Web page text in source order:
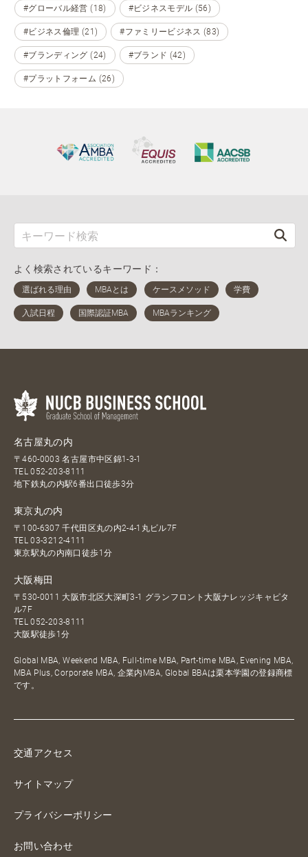
#グローバル経営 (18) #ビジネスモデル (56)
#ビジネス倫理 (21) #ファミリービジネス (83)
#ブランディング (24) #ブランド (42)
#プラットフォーム (26)
よく検索されているキーワード：
名古屋丸の内
〒460-0003 名古屋市中区錦1-3-1
TEL052-203-8111
地下鉄丸の内駅6番出口徒歩3分
東京丸の内
〒100-6307 千代田区丸の内2-4-1丸ビル7F
TEL03-3212-4111
東京駅丸の内南口徒歩1分
大阪梅田
〒530-0011 大阪市北区大深町3-1 グランフロント大阪ナレッジキャピタ
ル7F
TEL052-203-8111
大阪駅徒歩1分
Global MBA, Weekend MBA, Full-time MBA, Part-time MBA, Evening MBA,
MBA Plus, Corporate MBA, 企業内MBA, Global BBAは栗本学園の登録商標
です。
交通アクセス
サイトマップ
プライバシーポリシー
お問い合わせ